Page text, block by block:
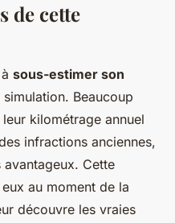
de cette
sous-estimer son
Beaucoup
kilométrage annuel
infractions anciennes,
Cette
au moment de la
découvre les vraies